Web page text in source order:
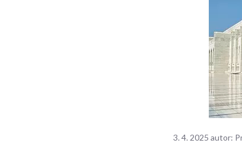
3. 4. 2025 autor: